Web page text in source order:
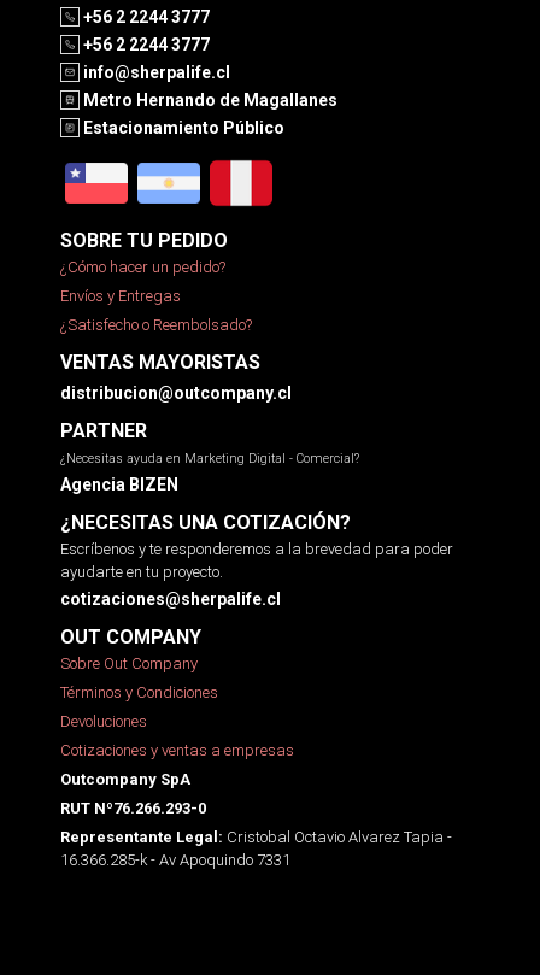
+56 2 2244 3777
+56 2 2244 3777
info@sherpalife.cl
Metro Hernando de Magallanes
Estacionamiento Público
SOBRE TU PEDIDO
¿Cómo hacer un pedido?
Envíos y Entregas
¿Satisfecho o Reembolsado?
VENTAS MAYORISTAS
distribucion@outcompany.cl
PARTNER
¿Necesitas ayuda en Marketing Digital - Comercial?
Agencia BIZEN
¿NECESITAS UNA COTIZACIÓN?
Escríbenos y te responderemos a la brevedad para poder
ayudarte en tu proyecto.
cotizaciones@sherpalife.cl
OUT COMPANY
Sobre Out Company
Términos y Condiciones
Devoluciones
Cotizaciones y ventas a empresas
Outcompany SpA
RUT Nº76.266.293-0
Representante Legal: Cristobal Octavio Alvarez Tapia -
16.366.285-k - Av Apoquindo 7331